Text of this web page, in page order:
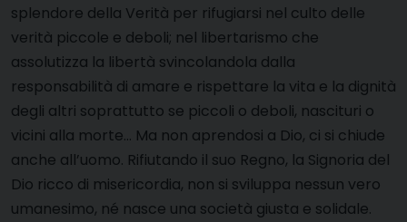
splendore della Verità per rifugiarsi nel culto delle
verità piccole e deboli; nel libertarismo che
assolutizza la libertà svincolandola dalla
responsabilità di amare e rispettare la vita e la dignità
degli altri soprattutto se piccoli o deboli, nascituri o
vicini alla morte… Ma non aprendosi a Dio, ci si chiude
anche all’uomo. Rifiutando il suo Regno, la Signoria del
Dio ricco di misericordia, non si sviluppa nessun vero
umanesimo, né nasce una società giusta e solidale.